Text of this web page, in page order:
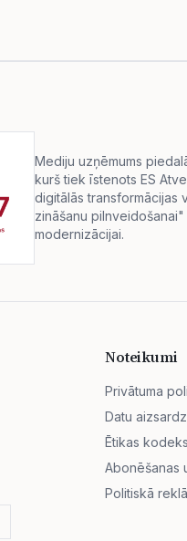
Mediju uzņēmums
kurš tiek īstenots ES
digitālās transformācijas
zināšanu
modernizācijai.
Noteikumi
Privātuma
Datu
Ētikas
Abonēšanas
Politiskā